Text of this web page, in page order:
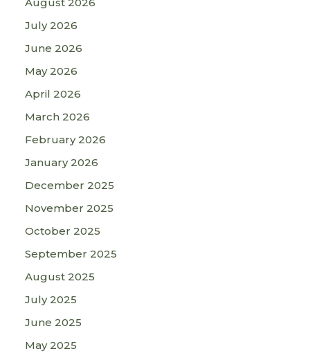
July 2026
June 2026
May 2026
April 2026
March 2026
February 2026
January 2026
December 2025
November 2025
October 2025
September 2025
August 2025
July 2025
June 2025
May 2025